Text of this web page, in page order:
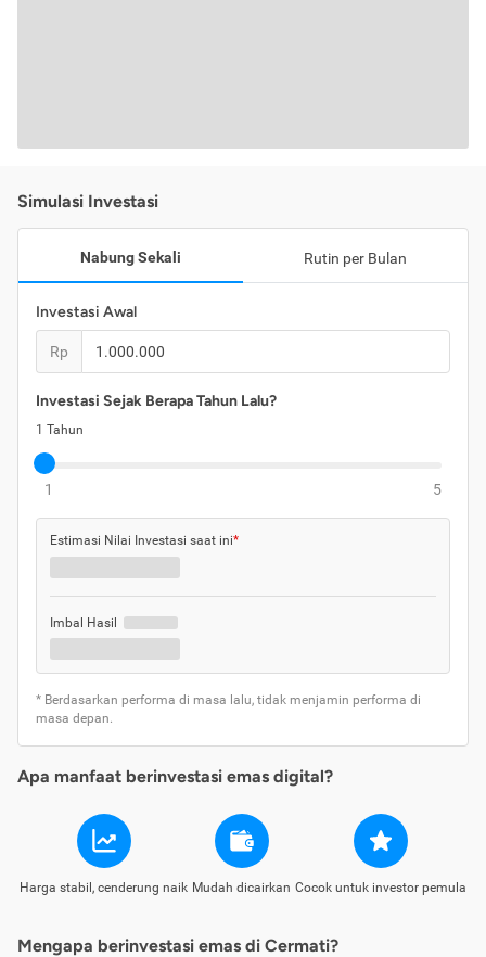
Simulasi Investasi
Nabung Sekali Rutin per Bulan
Investasi Awal
Rp
Investasi Sejak Berapa Tahun Lalu?
1 Tahun
1 5
Estimasi Nilai Investasi saat ini*
Imbal Hasil
* Berdasarkan performa di masa lalu, tidak menjamin performa di
masa depan.
Apa manfaat berinvestasi emas digital?
Harga stabil, cenderung naik Mudah dicairkan Cocok untuk investor pemula
Mengapa berinvestasi emas di Cermati?